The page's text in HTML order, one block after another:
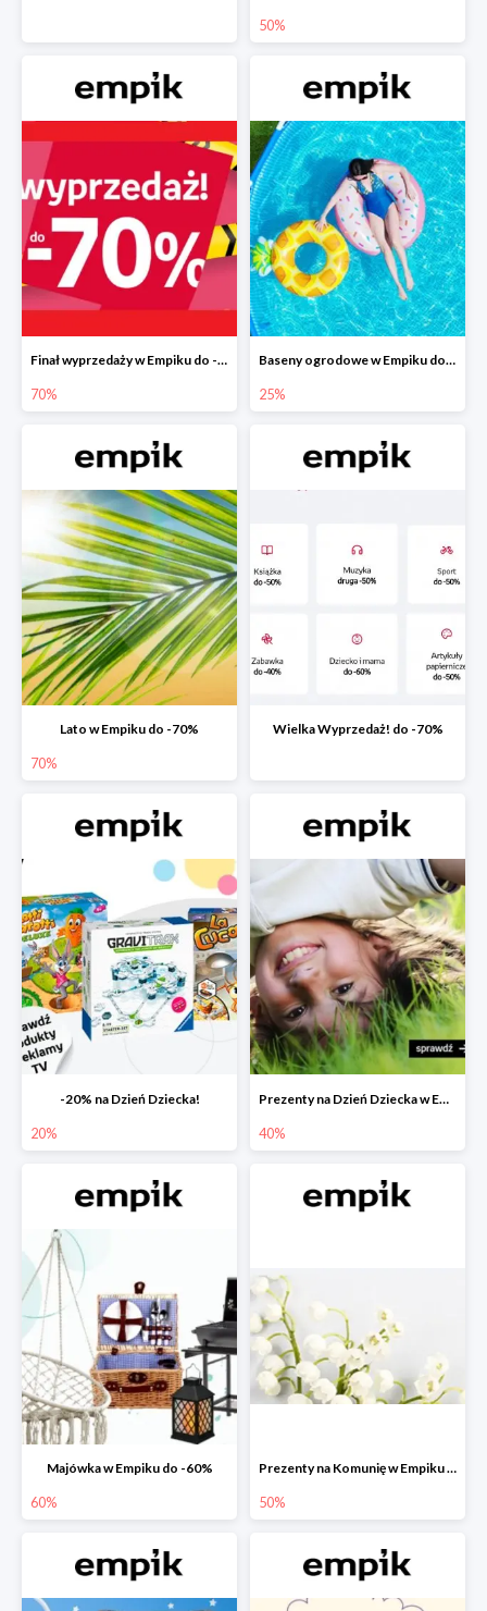
50%
Finał wyprzedaży w Empiku do -70%
70%
Baseny ogrodowe w Empiku do -25%
25%
Lato w Empiku do -70%
70%
Wielka Wyprzedaż! do -70%
-20% na Dzień Dziecka!
20%
Prezenty na Dzień Dziecka w Empiku do -40%
40%
Majówka w Empiku do -60%
60%
Prezenty na Komunię w Empiku do -50%
50%